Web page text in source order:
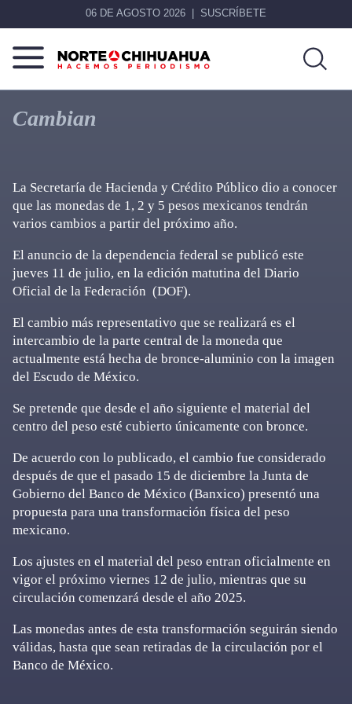
06 DE AGOSTO 2026 SUSCRÍBETE
Norte
De
Chihuahua
Más
que
noticias,
Cambian
La Secretaría de Hacienda y Crédito Público dio a conocer
que las monedas de 1, 2 y 5 pesos mexicanos tendrán
varios cambios a partir del próximo año.
El anuncio de la dependencia federal se publicó este
jueves 11 de julio, en la edición matutina del Diario
Oficial de la Federación (DOF).
El cambio más representativo que se realizará es el
intercambio de la parte central de la moneda que
actualmente está hecha de bronce-aluminio con la imagen
del Escudo de México.
Se pretende que desde el año siguiente el material del
centro del peso esté cubierto únicamente con bronce.
De acuerdo con lo publicado, el cambio fue considerado
después de que el pasado 15 de diciembre la Junta de
Gobierno del Banco de México (Banxico) presentó una
propuesta para una transformación física del peso
mexicano.
Los ajustes en el material del peso entran oficialmente en
vigor el próximo viernes 12 de julio, mientras que su
circulación comenzará desde el año 2025.
Las monedas antes de esta transformación seguirán siendo
válidas, hasta que sean retiradas de la circulación por el
Banco de México.